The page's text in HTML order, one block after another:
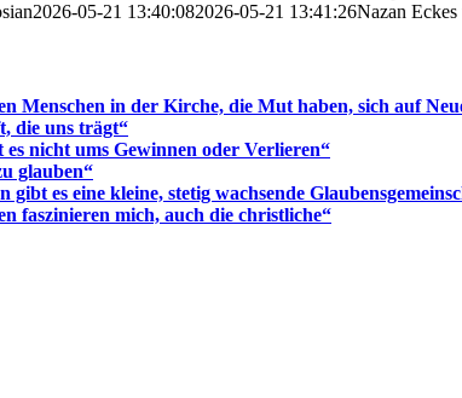
2026-05-21 13:40:082026-05-21 13:41:26Nazan
in der Kirche, die Mut haben, sich auf
die uns trägt“
nicht ums Gewinnen oder Verlieren“
glauben“
es eine kleine, stetig wachsende
faszinieren mich, auch die christliche“